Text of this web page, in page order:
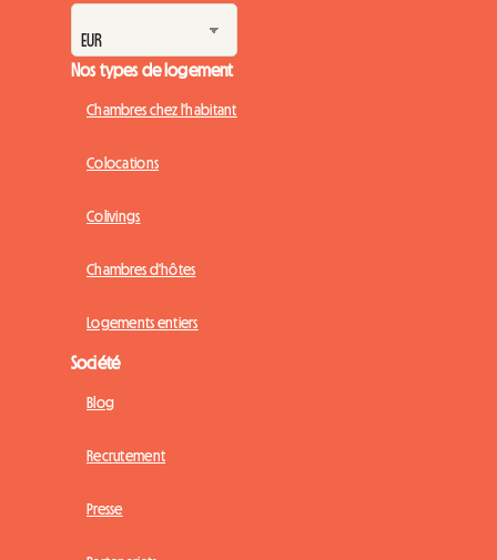
Nos types de logement
Chambres chez l'habitant
Colocations
Colivings
Chambres d'hôtes
Logements entiers
Société
Blog
Recrutement
Presse